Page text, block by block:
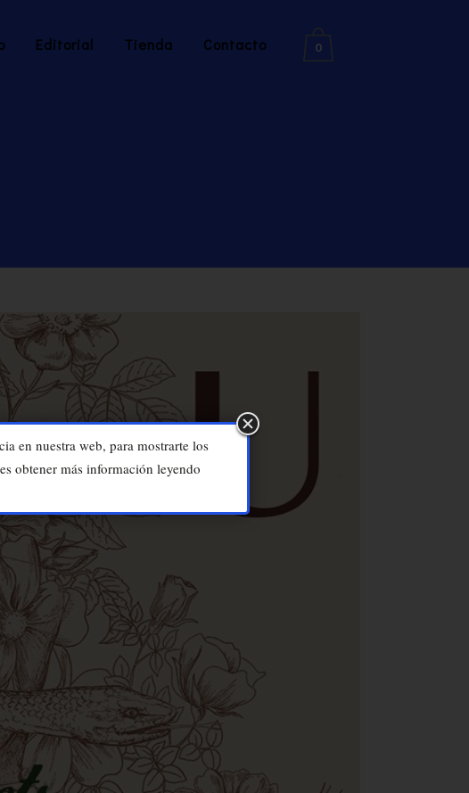
0
Editorial Tienda Contacto
en nuestra web, para mostrarte los
obtener más información leyendo